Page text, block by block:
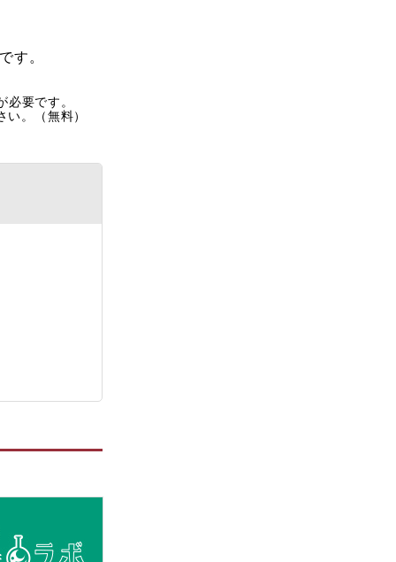
す。
要です。
。（無料）